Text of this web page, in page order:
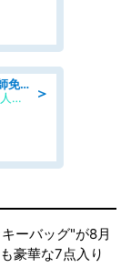
＞
「残業ほぼなし」調理スタッフ/調理師免許必須/正職員/日勤のみ/介護付き有料老人ホーム/社会保障完備
群馬郵便逓送 株式会社/介護付有料老人ホーム ふる里
ーバッグ"が8月
豪華な7点入り